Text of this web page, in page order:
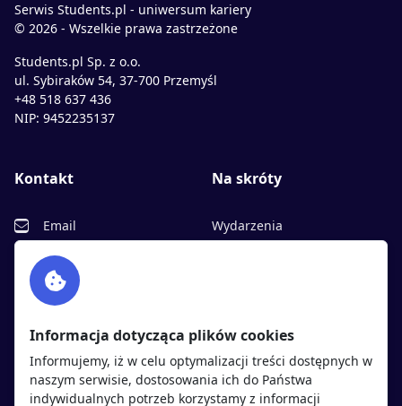
Serwis Students.pl - uniwersum kariery
© 2026 - Wszelkie prawa zastrzeżone
Students.pl Sp. z o.o.
ul. Sybiraków 54, 37-700 Przemyśl
+48 518 637 436
NIP: 9452235137
Kontakt
Email
Facebook
Twitter
Na skróty
Wydarzenia
Polityka cookies
Polityka prywatności
Informacja dotycząca plików cookies
Informujemy, iż w celu optymalizacji treści dostępnych w
naszym serwisie, dostosowania ich do Państwa
indywidualnych potrzeb korzystamy z informacji